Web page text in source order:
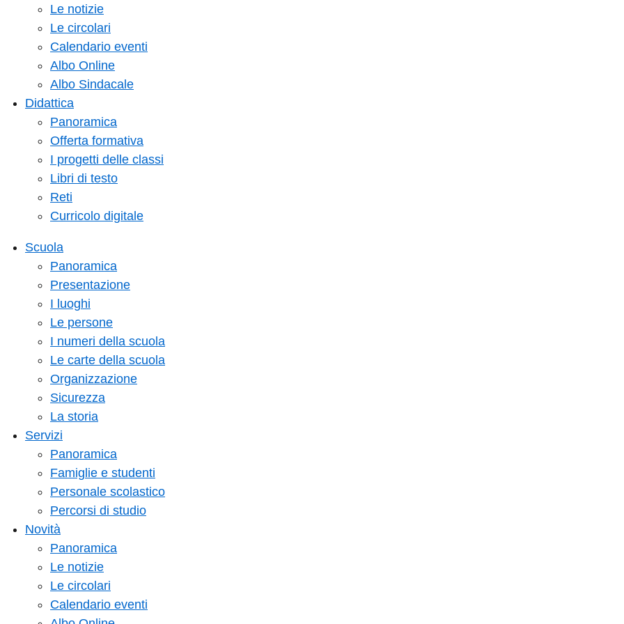
Le notizie
Le circolari
Calendario eventi
Albo Online
Albo Sindacale
Didattica
Panoramica
Offerta formativa
I progetti delle classi
Libri di testo
Reti
Curricolo digitale
Scuola
Panoramica
Presentazione
I luoghi
Le persone
I numeri della scuola
Le carte della scuola
Organizzazione
Sicurezza
La storia
Servizi
Panoramica
Famiglie e studenti
Personale scolastico
Percorsi di studio
Novità
Panoramica
Le notizie
Le circolari
Calendario eventi